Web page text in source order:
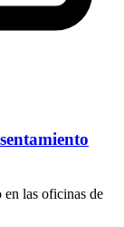
en las oficinas de